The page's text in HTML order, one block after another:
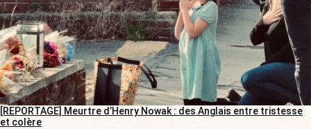
[REPORTAGE] Meurtre d’Henry Nowak : des Anglais entre tristesse
et colère